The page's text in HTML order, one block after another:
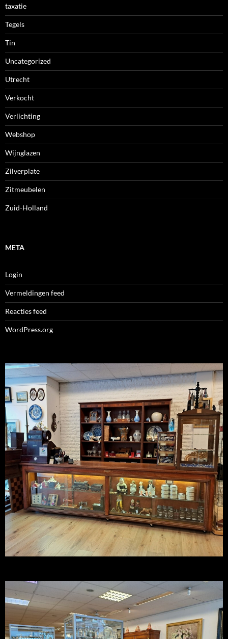
taxatie
Tegels
Tin
Uncategorized
Utrecht
Verkocht
Verlichting
Webshop
Wijnglazen
Zilverplate
Zitmeubelen
Zuid-Holland
META
Login
Vermeldingen feed
Reacties feed
WordPress.org